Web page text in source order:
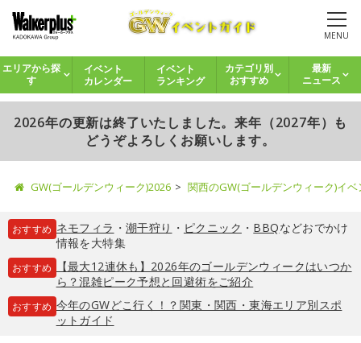
MENU
エリアから探
す
イベント
カレンダー
イベント
ランキング
カテゴリ別
おすすめ
最新
ニュース
2026年の更新は終了いたしました。来年（2027年）も
どうぞよろしくお願いします。
GW(ゴールデンウィーク)2026 関西のGW(ゴールデンウィーク)イ
おすすめ ネモフィラ ・ 潮干狩り ・ ピクニック ・ BBQなどおでかけ
情報を大特集
おすすめ
【最大12連休も】2026年のゴールデンウィークはいつか
ら？混雑ピーク予想と回避術をご紹介
おすすめ 今年のGWどこ行く！？関東・関西・東海エリア別スポ
ットガイド